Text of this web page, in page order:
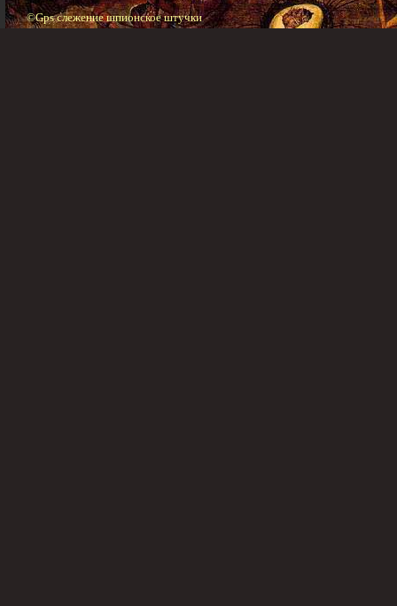
©Gps слежение шпионское штучки